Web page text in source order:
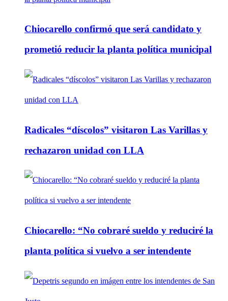
Chiocarello confirmó que será candidato y
prometió reducir la planta política municipal
Radicales “díscolos” visitaron Las Varillas y
rechazaron unidad con LLA
Chiocarello: “No cobraré sueldo y reduciré la
planta política si vuelvo a ser intendente